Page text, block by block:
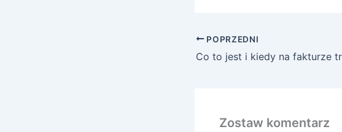
POPRZEDNI
Zostaw komentarz